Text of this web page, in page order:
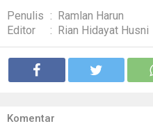
Penulis :
Ramlan Harun
Editor
: Rian Hidayat Husni
Komentar